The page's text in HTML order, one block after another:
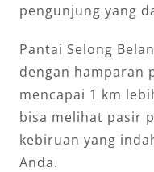
pengunjung yang
Pantai Selong
dengan hamparan
mencapai 1 km
bisa melihat pasir
kebiruan yang
Anda.